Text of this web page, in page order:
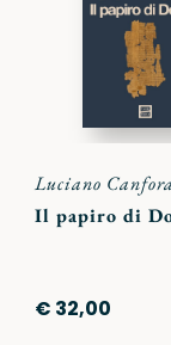
Luciano Canfora
Il papiro di
€ 32,00